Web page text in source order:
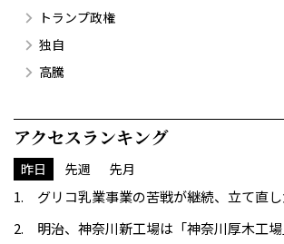
トランプ政権
独自
高騰
アクセスランキング
昨日 先週 先月
グリコ乳業事業の苦戦が継続、立て直
明治、神奈川新工場は「神奈川厚木工